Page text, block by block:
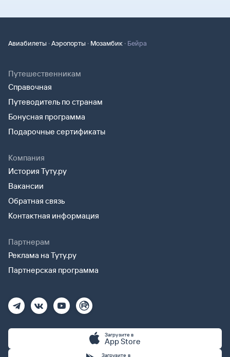
Авиабилеты ·Аэропорты · Мозамбик · Бейра
Путешественникам
Справочная
Путеводитель по странам
Бонусная программа
Подарочные сертификаты
Компания
История Туту.ру
Вакансии
Обратная связь
Контактная информация
Партнерам
Реклама на Туту.ру
Партнерская программа
Загрузите в
App Store
Загрузите в